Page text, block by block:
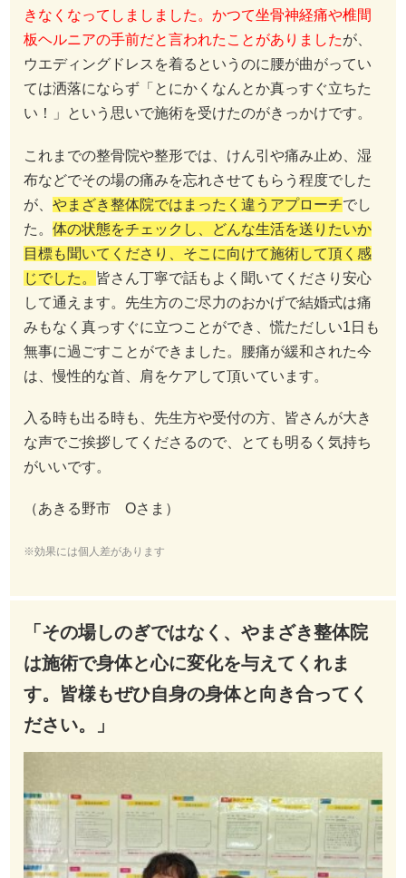
きなくなってしましました。かつて坐骨神経痛や椎間
板ヘルニアの手前だと言われたことがありましたが、
ウエディングドレスを着るというのに腰が曲がってい
ては洒落にならず「とにかくなんとか真っすぐ立ちた
い！」という思いで施術を受けたのがきっかけです。
これまでの整骨院や整形では、けん引や痛み止め、湿
布などでその場の痛みを忘れさせてもらう程度でした
が、 やまざき整体院ではまったく違うアプローチでし
た。 体の状態をチェックし、どんな生活を送りたいか
目標も聞いてくださり、そこに向けて施術して頂く感
じでした。 皆さん丁寧で話もよく聞いてくださり安心
して通えます。先生方のご尽力のおかげで結婚式は痛
みもなく真っすぐに立つことができ、慌ただしい1日も
無事に過ごすことができました。腰痛が緩和された今
は、慢性的な首、肩をケアして頂いています。
入る時も出る時も、先生方や受付の方、皆さんが大き
な声でご挨拶してくださるので、とても明るく気持ち
がいいです。
（あきる野市 Oさま）
※効果には個人差があります
「その場しのぎではなく、やまざき整体院
は施術で身体と心に変化を与えてくれま
す。皆様もぜひ自身の身体と向き合ってく
ださい。」